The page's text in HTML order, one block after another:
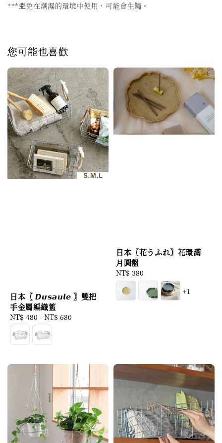
***避免在潮濕的環境中使用，可能會生鏽。
您可能也喜歡
日本〖 𝘿𝙪𝙨𝙖𝙪𝙡𝙚 〗雙把
手金屬編織籃
Regular
price
NT$ 480 - NT$ 680
日本〖花うふれ〗花環滿
月圓盤
Regular
price
NT$ 380
+1